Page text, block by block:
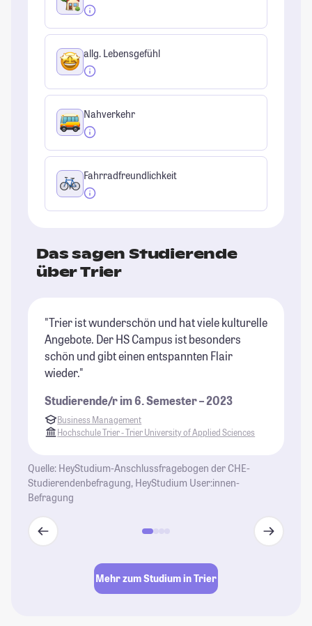
allg. Lebensgefühl
Nahverkehr
Fahrradfreundlichkeit
Das sagen Studierende
über Trier
"Trier ist wunderschön und hat viele kulturelle
Angebote. Der HS Campus ist besonders
schön und gibt einen entspannten Flair
wieder."
Studierende/r im 6. Semester – 2023
Business Management
Hochschule Trier - Trier University of Applied Sciences
Quelle: HeyStudium-Anschlussfragebogen der CHE-
Studierendenbefragung, HeyStudium User:innen-
Befragung
Mehr zum Studium in Trier